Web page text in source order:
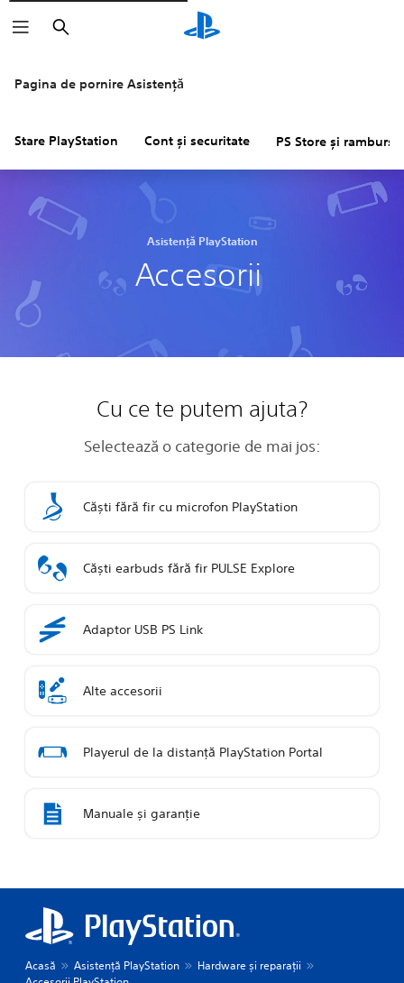
Pagina de pornire Asistență
Stare PlayStation Cont și securitate PS Store și
Asistență PlayStation
Accesorii
Cu ce te putem ajuta?
Selectează o categorie de mai jos:
Căști fără fir cu microfon PlayStation
Căști earbuds fără fir PULSE Explore
Adaptor USB PS Link
Alte accesorii
Playerul de la distanță PlayStation Portal
Manuale și garanție
Acasă Asistență PlayStation
Hardware și reparații